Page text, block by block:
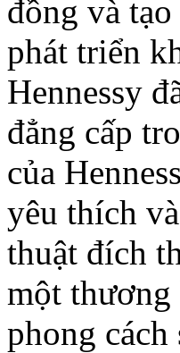
đồng và
phát triển
Hennessy
đẳng cấp
của
yêu thích
thuật đích
một thương
phong cách